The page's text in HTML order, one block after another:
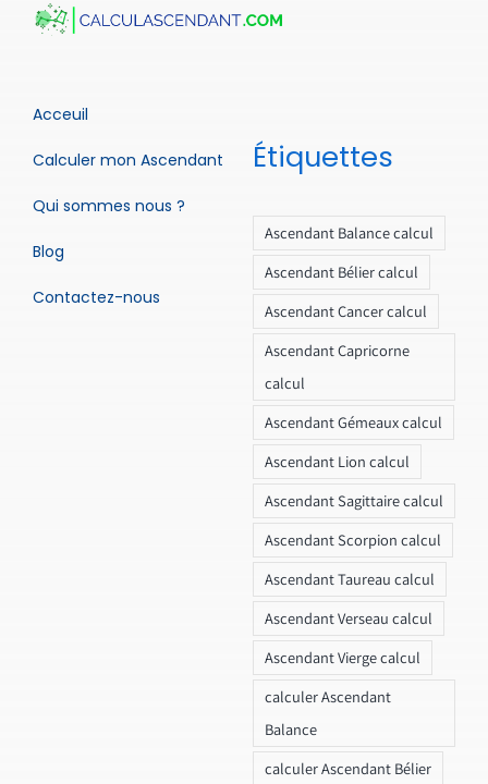
Acceuil
Calculer mon Ascendant
Qui sommes nous ?
Blog
Contactez-nous
Étiquettes
Ascendant Balance calcul
Ascendant Bélier calcul
Ascendant Cancer calcul
Ascendant Capricorne
calcul
Ascendant Gémeaux calcul
Ascendant Lion calcul
Ascendant Sagittaire calcul
Ascendant Scorpion calcul
Ascendant Taureau calcul
Ascendant Verseau calcul
Ascendant Vierge calcul
calculer Ascendant
Balance
calculer Ascendant Bélier